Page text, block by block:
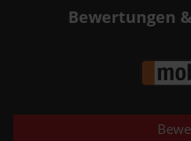
Bewertungen